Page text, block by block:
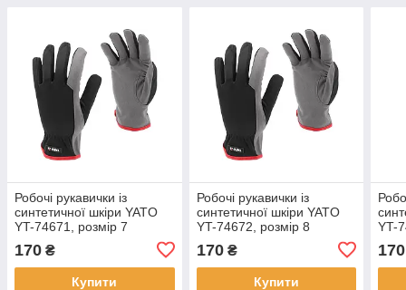
Робочі рукавички із
синтетичної шкіри YATO
YT-74671, розмір 7
170 ₴
Купити
Робочі рукавички із
синтетичної шкіри YATO
YT-74672, розмір 8
170₴
Купити
YT-
170